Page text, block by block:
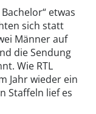
etwas
sich statt
Männer auf
die Sendung
Wie RTL
Jahr wieder ein
Staffeln lief es